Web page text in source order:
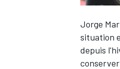
Jorge
situation
depuis